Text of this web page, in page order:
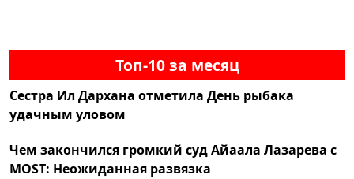
Топ-10 за месяц
Сестра Ил Дархана отметила День рыбака
удачным уловом
Чем закончился громкий суд Айаала Лазарева с
MOST: Неожиданная развязка